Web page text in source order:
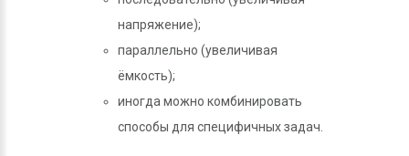
напряжение);
параллельно (увеличивая
ёмкость);
иногда можно комбинировать
способы для специфичных задач.